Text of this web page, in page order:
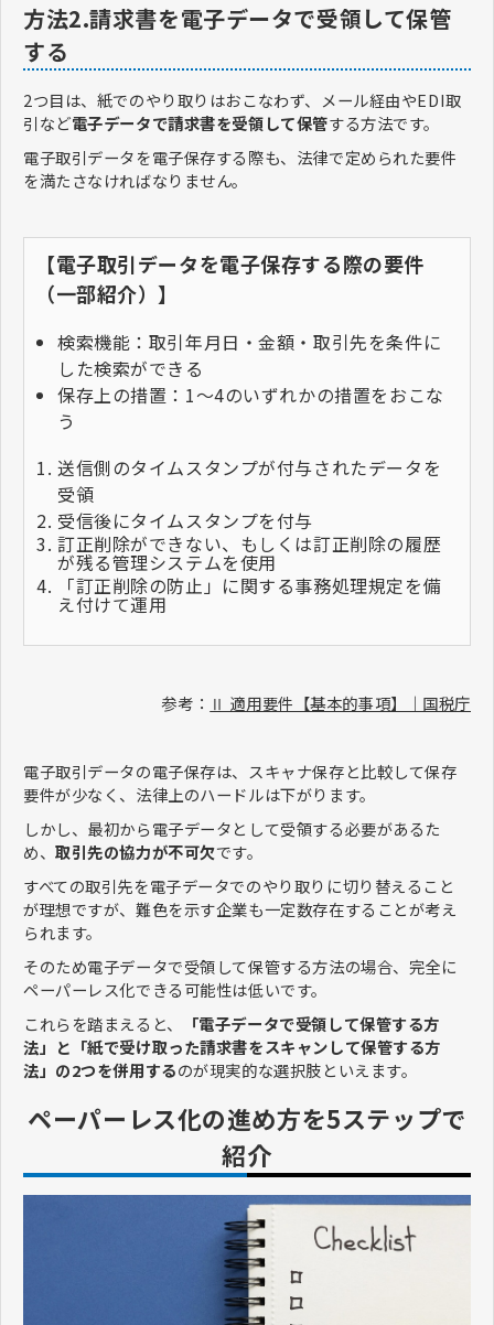
方法2.請求書を電子データで受領して保管
する
2つ目は、紙でのやり取りはおこなわず、メール経由やEDI取
引など電子データで請求書を受領して保管する方法です。
電子取引データを電子保存する際も、法律で定められた要件
を満たさなければなりません。
【電子取引データを電子保存する際の要件
（一部紹介）】
検索機能：取引年月日・金額・取引先を条件に
した検索ができる
保存上の措置：1～4のいずれかの措置をおこな
う
送信側のタイムスタンプが付与されたデータを
受領
受信後にタイムスタンプを付与
訂正削除ができない、もしくは訂正削除の履歴
が残る管理システムを使用
「訂正削除の防止」に関する事務処理規定を備
え付けて運用
参考： Ⅱ 適用要件【基本的事項】｜国税庁
電子取引データの電子保存は、スキャナ保存と比較して保存
要件が少なく、法律上のハードルは下がります。
しかし、最初から電子データとして受領する必要があるた
め、取引先の協力が不可欠です。
すべての取引先を電子データでのやり取りに切り替えること
が理想ですが、難色を示す企業も一定数存在することが考え
られます。
そのため電子データで受領して保管する方法の場合、完全に
ペーパーレス化できる可能性は低いです。
これらを踏まえると、
「電子データで受領して保管する方
法」と「紙で受け取った請求書をスキャンして保管する方
法」の2つを併用するのが現実的な選択肢といえます。
ペーパーレス化の進め方を5ステップで
紹介